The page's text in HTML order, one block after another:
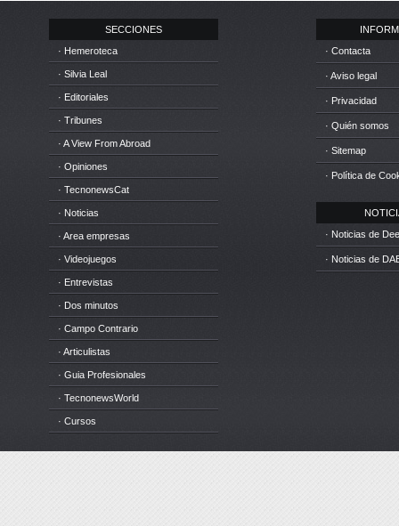
SECCIONES
· Hemeroteca
· Silvia Leal
· Editoriales
· Tribunes
· A View From Abroad
· Opiniones
· TecnonewsCat
· Noticias
· Area empresas
· Videojuegos
· Entrevistas
· Dos minutos
· Campo Contrario
· Articulistas
· Guia Profesionales
· TecnonewsWorld
· Cursos
· Contacta
· Aviso legal
· Privacidad
· Quién somos
· Sitemap
· Política de
· Noticias de
· Noticias de